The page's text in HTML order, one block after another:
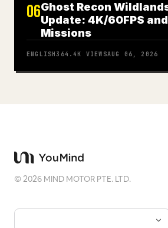
06Ghost Recon
Update: 4K/60FPS
Missions
ENGLISH364.4K VIEWSAUG 06, 2026
©2026 MIND MOTOR PTE. LTD.